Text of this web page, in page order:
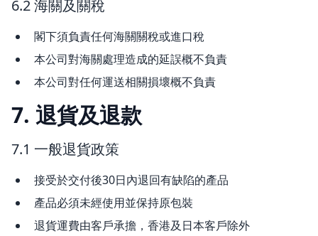
6.2 海關及關稅
閣下須負責任何海關關稅或進口稅
本公司對海關處理造成的延誤概不負責
本公司對任何運送相關損壞概不負責
7. 退貨及退款
7.1 一般退貨政策
接受於交付後30日內退回有缺陷的產品
產品必須未經使用並保持原包裝
退貨運費由客戶承擔，香港及日本客戶除外